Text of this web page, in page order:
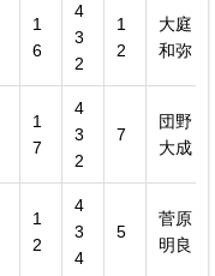
1
6
4
3
2
1
2
大庭
和弥
1
7
4
3
2
7
団野
大成
1
2
4
3
4
5
菅原
明良